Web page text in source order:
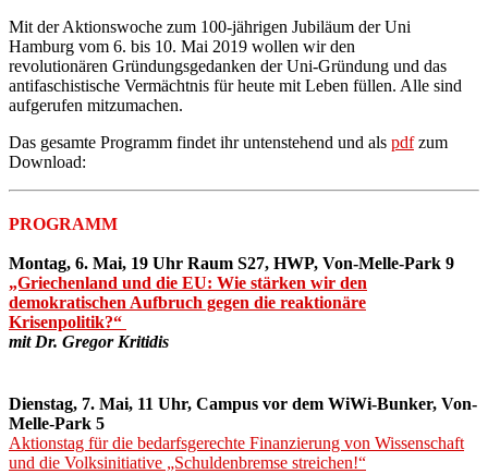
Mit der Aktionswoche zum 100-jährigen Jubiläum der Uni
Hamburg vom 6. bis 10. Mai 2019 wollen wir den
revolutionären Gründungsgedanken der Uni-Gründung und das
antifaschistische Vermächtnis für heute mit Leben füllen. Alle sind
aufgerufen mitzumachen.
Das gesamte Programm findet ihr untenstehend und als pdfzum
Download:
PROGRAMM
Montag, 6. Mai, 19 Uhr Raum S27, HWP, Von-Melle-Park 9
„Griechenland und die EU: Wie stärken wir den
demokratischen Aufbruch gegen die reaktionäre
Krisenpolitik?“
mit Dr. Gregor Kritidis
Dienstag, 7. Mai, 11 Uhr, Campus vor dem WiWi-Bunker, Von-
Melle-Park 5
Aktionstag für die bedarfsgerechte Finanzierung von Wissenschaft
und die Volksinitiative „Schuldenbremse streichen!“